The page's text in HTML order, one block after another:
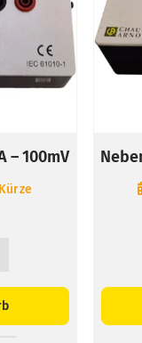
– 100mV